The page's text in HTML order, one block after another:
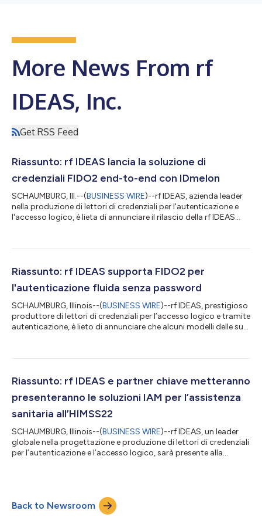
More News From rf
IDEAS, Inc.
Get RSS Feed
Riassunto: rf IDEAS lancia la soluzione di
credenziali FIDO2 end-to-end con IDmelon
SCHAUMBURG, Ill.--(BUSINESS WIRE)--rf IDEAS, azienda leader
nella produzione di lettori di credenziali per l'autenticazione e
l'accesso logico, è lieta di annunciare il rilascio della rf IDEAS
senza password alle credenziali esistenti, convertendole in
organizzazioni dalla gestione delle password e dal rischio
Riassunto: rf IDEAS supporta FIDO2 per
l'autenticazione fluida senza password
SCHAUMBURG, Illinois--(BUSINESS WIRE)--rf IDEAS, prestigioso
produttore di lettori di credenziali per l’accesso logico e tramite
autenticazione, è lieto di annunciare che alcuni modelli delle sue
in prossimità (near-field communication, NFC) FIDO2. Questa
password alle aziende operanti in settori in cui la sicurezz...
Riassunto: rf IDEAS e partner chiave metteranno
presenteranno le soluzioni IAM per l’assistenza
sanitaria all’HIMSS22
SCHAUMBURG, Illinois--(BUSINESS WIRE)--rf IDEAS, un leader
globale nella progettazione e produzione di lettori di credenziali
per l’autenticazione e l’accesso logico, sarà presente alla
IDEAS e i partner forniranno competenze e soluzioni di
prodotto per aiutare i partecipanti alla conferenza a risolvere le
Back to Newsroom